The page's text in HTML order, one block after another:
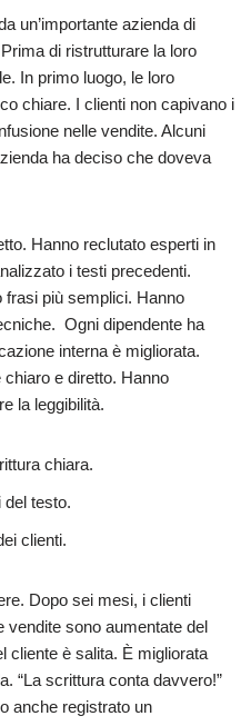
un’importante azienda di
di ristrutturare la loro
In primo luogo, le loro
chiare. I clienti non capivano i
nelle vendite. Alcuni
ha deciso che doveva
Hanno reclutato esperti in
i testi precedenti.
più semplici. Hanno
Ogni dipendente ha
interna è migliorata.
e diretto. Hanno
la leggibilità.
chiara.
del testo.
clienti.
Dopo sei mesi, i clienti
vendite sono aumentate del
cliente è salita. È migliorata
“La scrittura conta davvero!”
anche registrato un